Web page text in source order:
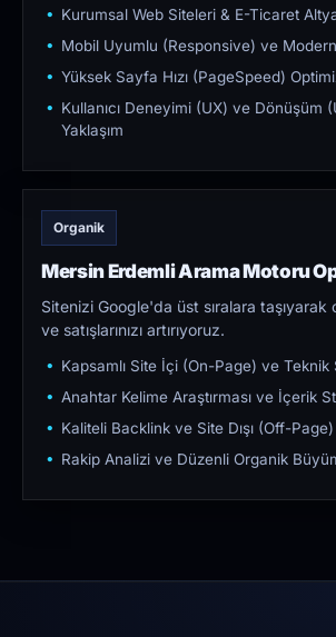
Kurumsal Web Siteleri & E-Ticaret
Mobil Uyumlu (Responsive) ve Modern
Yüksek Sayfa Hızı (PageSpeed)
Kullanıcı Deneyimi (UX) ve Dönüşüm
Yaklaşım
Organik
Mersin Erdemli Arama Motoru
Sitenizi Google'da üst sıralara
ve satışlarınızı artırıyoruz.
Kapsamlı Site İçi (On-Page) ve Teknik
Anahtar Kelime Araştırması ve İçerik
Kaliteli Backlink ve Site Dışı (Off-Page)
Rakip Analizi ve Düzenli Organik